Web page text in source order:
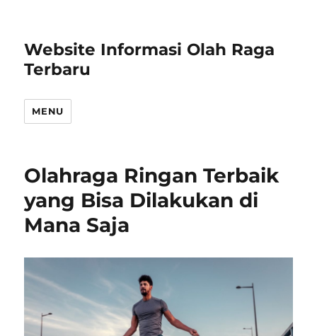
Website Informasi Olah Raga
Terbaru
MENU
Olahraga Ringan Terbaik
yang Bisa Dilakukan di
Mana Saja